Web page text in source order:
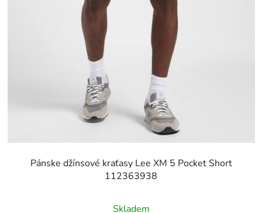
Pánske džínsové kraťasy Lee XM 5 Pocket Short
112363938
Skladem